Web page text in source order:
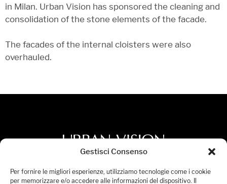
Gestisci Consenso
Per fornire le migliori esperienze, utilizziamo tecnologie come i cookie
per memorizzare e/o accedere alle informazioni del dispositivo. Il
in Milan. Urban Vision has sponsored the cleaning and
consolidation of the stone elements of the facade.
The facades of the internal cloisters were also
overhauled.
Privacy Policy